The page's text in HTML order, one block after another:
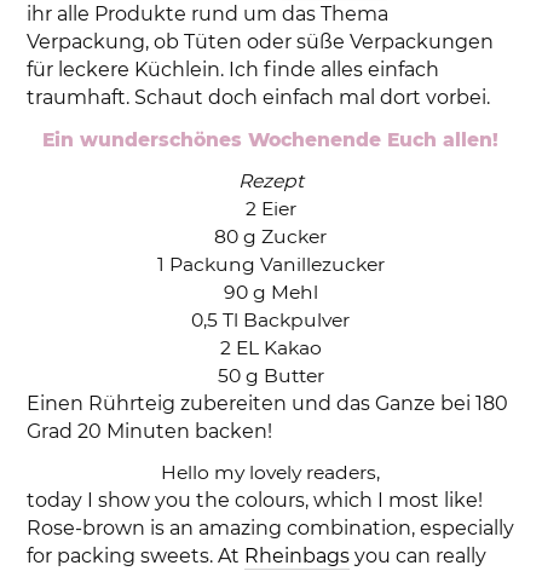
ihr alle Produkte rund um das Thema
Verpackung, ob Tüten oder süße Verpackungen
für leckere Küchlein. Ich finde alles einfach
traumhaft. Schaut doch einfach mal dort vorbei.
Ein wunderschönes Wochenende Euch allen!
Rezept
2 Eier
80 g Zucker
1 Packung Vanillezucker
90 g Mehl
0,5 Tl Backpulver
2 EL Kakao
50 g Butter
Einen Rührteig zubereiten und das Ganze bei 180
Grad 20 Minuten backen!
Hello my lovely readers,
today I show you the colours, which I most like!
Rose-brown is an amazing combination, especially
for packing sweets. At Rheinbags you can really